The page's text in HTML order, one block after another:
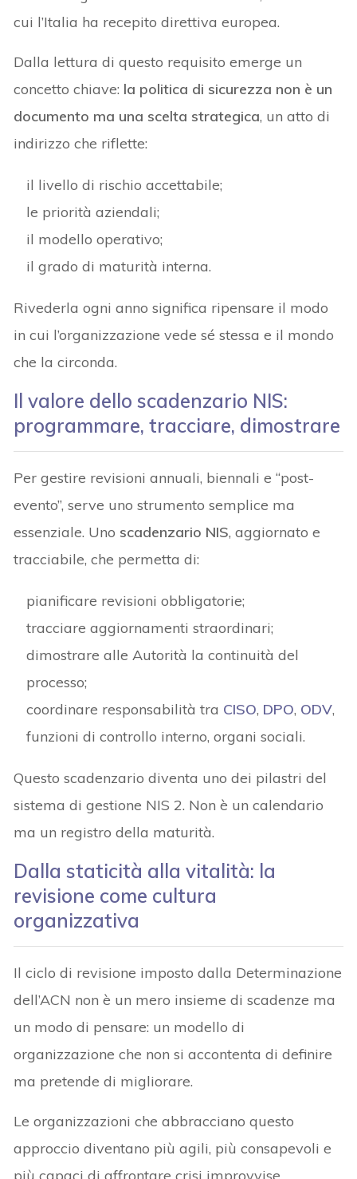
cui l’Italia ha recepito direttiva europea.
Dalla lettura di questo requisito emerge un
concetto chiave: la politica di sicurezza non è un
documento ma una scelta strategica, un atto di
indirizzo che riflette:
il livello di rischio accettabile;
le priorità aziendali;
il modello operativo;
il grado di maturità interna.
Rivederla ogni anno significa ripensare il modo
in cui l’organizzazione vede sé stessa e il mondo
che la circonda.
Il valore dello scadenzario NIS:
programmare, tracciare, dimostrare
Per gestire revisioni annuali, biennali e “post-
evento”, serve uno strumento semplice ma
essenziale. Uno scadenzario NIS, aggiornato e
tracciabile, che permetta di:
pianificare revisioni obbligatorie;
tracciare aggiornamenti straordinari;
dimostrare alle Autorità la continuità del
processo;
coordinare responsabilità tra CISO, DPO, ODV,
funzioni di controllo interno, organi sociali.
Questo scadenzario diventa uno dei pilastri del
sistema di gestione NIS 2. Non è un calendario
ma un registro della maturità.
Dalla staticità alla vitalità: la
revisione come cultura
organizzativa
Il ciclo di revisione imposto dalla Determinazione
dell’ACN non è un mero insieme di scadenze ma
un modo di pensare: un modello di
organizzazione che non si accontenta di definire
ma pretende di migliorare.
Le organizzazioni che abbracciano questo
approccio diventano più agili, più consapevoli e
più capaci di affrontare crisi improvvise.